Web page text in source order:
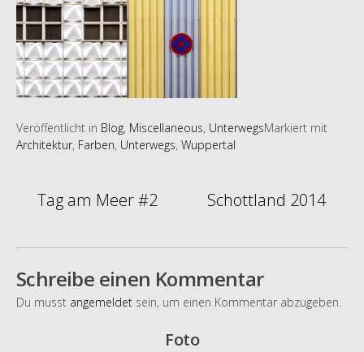
Veröffentlicht in Blog, Miscellaneous, UnterwegsMarkiert mit
Architektur, Farben, Unterwegs, Wuppertal
Artikel-
Tag am Meer #2 Schottland 2014
Schreibe einen Kommentar
Du musst angemeldet sein, um einen Kommentar abzugeben.
Foto